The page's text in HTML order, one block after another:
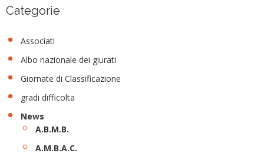
Categorie
Associati
Albo nazionale dei giurati
Giornate di Classificazione
gradi difficolta
News
A.B.M.B.
A.M.B.A.C.